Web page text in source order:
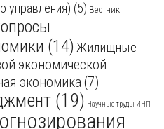
управления) (5) Вестник
(14) Жилищные
экономической
экономика(7)
(19) Научные труды ИНП